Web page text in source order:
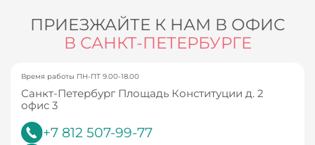
ПРИЕЗЖАЙТЕ К НАМ В ОФИС
В САНКТ-ПЕТЕРБУРГЕ
Время работы ПН-ПТ 9.00-18.00
Санкт-Петербург Площадь Конституции д. 2
офис 3
+7 812 507-99-77